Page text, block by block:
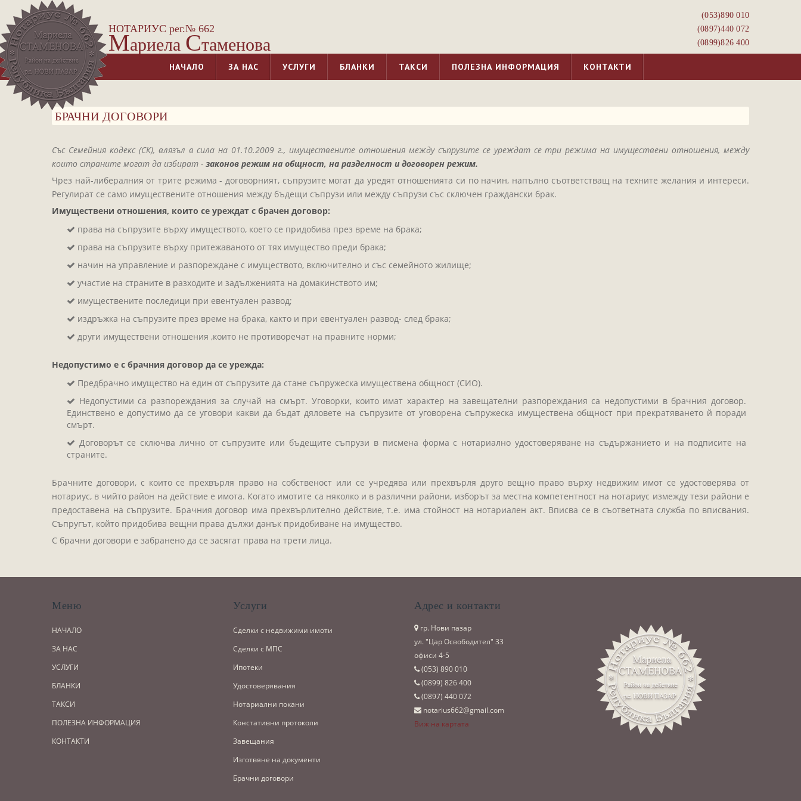
НОТАРИУС рег.№ 662
Мариела Стаменова
(053)­890 010
(0897)­440 072
(0899)­826 400
НАЧАЛО ЗА НАС УСЛУГИ БЛАНКИ ТАКСИ ПОЛЕЗНА ИНФОРМАЦИЯ КОНТАКТИ
БРАЧНИ ДОГОВОРИ
Със Семейния кодекс (СК), влязъл в сила на 01.10.2009 г., имуществените отношения между съпрузите се уреждат се три режима на имуществени отношения, между
които страните могат да избират - законов режим на общност, на разделност и договорен режим.
Чрез най-либералния от трите режима - договорният, съпрузите могат да уредят отношенията си по начин, напълно съответстващ на техните желания и интереси.
Регулират се само имуществените отношения между бъдещи съпрузи или между съпрузи със сключен граждански брак.
Имуществени отношения, които се уреждат с брачен договор:
права на съпрузите върху имуществото, което се придобива през време на брака;
права на съпрузите върху притежаваното от тях имущество преди брака;
начин на управление и разпореждане с имуществото, включително и със семейното жилище;
участие на страните в разходите и задълженията на домакинството им;
имуществените последици при евентуален развод;
издръжка на съпрузите през време на брака, както и при евентуален развод- след брака;
други имуществени отношения ,които не противоречат на правните норми;
Недопустимо е с брачния договор да се урежда:
Предбрачно имущество на един от съпрузите да стане съпружеска имуществена общност (СИО).
Недопустими са разпореждания за случай на смърт. Уговорки, които имат характер на завещателни разпореждания са недопустими в брачния договор.
Единствено е допустимо да се уговори какви да бъдат дяловете на съпрузите от уговорена съпружеска имуществена общност при прекратяването й поради
смърт.
Договорът се сключва лично от съпрузите или бъдещите съпрузи в писмена форма с нотариално удостоверяване на съдържанието и на подписите на
страните.
Брачните договори, с които се прехвърля право на собственост или се учредява или прехвърля друго вещно право върху недвижим имот се удостоверява от
нотариус, в чийто район на действие е имота. Когато имотите са няколко и в различни райони, изборът за местна компетентност на нотариус измежду тези райони е
предоставена на съпрузите. Брачния договор има прехвърлително действие, т.е. има стойност на нотариален акт. Вписва се в съответната служба по вписвания.
Съпругът, който придобива вещни права дължи данък придобиване на имущество.
С брачни договори е забранено да се засягат права на трети лица.
Меню
НАЧАЛО
ЗА НАС
УСЛУГИ
БЛАНКИ
ТАКСИ
ПОЛЕЗНА ИНФОРМАЦИЯ
КОНТАКТИ
Услуги
Сделки с недвижими имоти
Сделки с МПС
Ипотеки
Удостоверявания
Нотариални покани
Констативни протоколи
Завещания
Изготвяне на документи
Брачни договори
Адрес и контакти
гр. Нови пазар
ул. "Цар Освободител" 33
офиси 4-5
(053)­ 890 010
(0899)­ 826 400
(0897)­ 440 072
notarius662@gmail.com
Виж на картата